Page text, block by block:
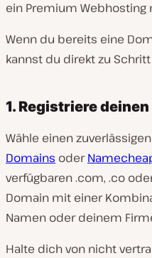
ein Premium Webhosting
Wenn du bereits eine
kannst du direkt zu
1. Registriere
Wähle einen
Domains oder
verfügbaren .com, .co
Domain mit einer
Namen oder deinem
Halte dich von nicht